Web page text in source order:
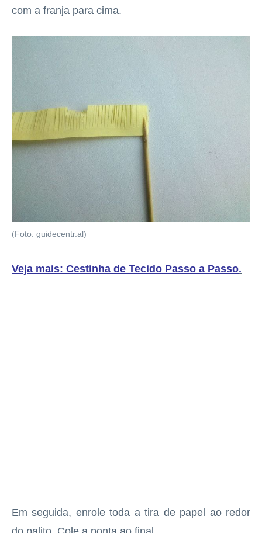
com a franja para cima.
(Foto: guidecentr.al)
Veja mais: Cestinha de Tecido Passo a Passo.
Em seguida, enrole toda a tira de papel ao redor